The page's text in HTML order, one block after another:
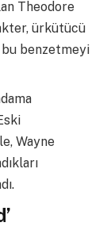
Theodore
ürkütücü
bu benzetmeyi
Wayne